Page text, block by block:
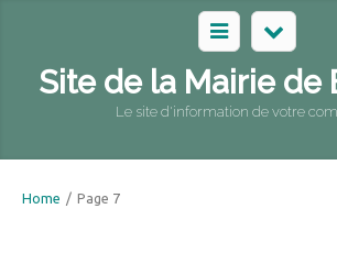
Site de la Mairie de
Le site d'information de votre
Home / Page 7